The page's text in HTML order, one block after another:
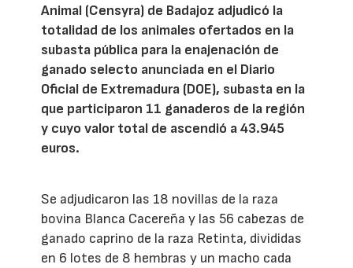
Animal (Censyra) de Badajoz adjudicó la
totalidad de los animales ofertados en la
subasta pública para la enajenación de
ganado selecto anunciada en el Diario
Oficial de Extremadura (DOE), subasta en la
que participaron 11 ganaderos de la región
y cuyo valor total de ascendió a 43.945
euros.
Se adjudicaron las 18 novillas de la raza
bovina Blanca Cacereña y las 56 cabezas de
ganado caprino de la raza Retinta, divididas
en 6 lotes de 8 hembras y un macho cada